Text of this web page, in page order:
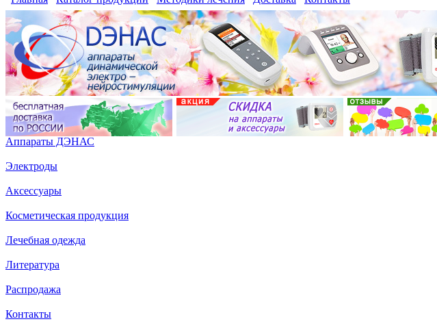
Аппараты ДЭНАС
Электроды
Аксессуары
Косметическая продукция
Лечебная одежда
Литература
Распродажа
Контакты